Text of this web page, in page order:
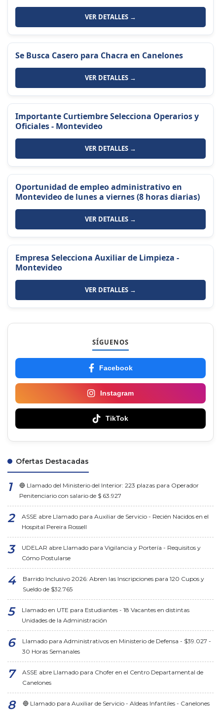
VER DETALLES →
Se Busca Casero para Chacra en Canelones
VER DETALLES →
Importante Curtiembre Selecciona Operarios y
Oficiales - Montevideo
VER DETALLES →
Oportunidad de empleo administrativo en
Montevideo de lunes a viernes (8 horas diarias)
VER DETALLES →
Empresa Selecciona Auxiliar de Limpieza -
Montevideo
VER DETALLES →
SÍGUENOS
Facebook
Instagram
TikTok
Ofertas Destacadas
🔵 Llamado del Ministerio del Interior: 223 plazas para Operador
Penitenciario con salario de $ 63.927
ASSE abre Llamado para Auxiliar de Servicio - Recién Nacidos en el
Hospital Pereira Rossell
UDELAR abre Llamado para Vigilancia y Portería - Requisitos y
Cómo Postularse
Barrido Inclusivo 2026: Abren las Inscripciones para 120 Cupos y
Sueldo de $32.765
Llamado en UTE para Estudiantes - 18 Vacantes en distintas
Unidades de la Administración
Llamado para Administrativos en Ministerio de Defensa - $39.027 -
30 Horas Semanales
ASSE abre Llamado para Chofer en el Centro Departamental de
Canelones
🔵 Llamado para Auxiliar de Servicio - Aldeas Infantiles - Canelones